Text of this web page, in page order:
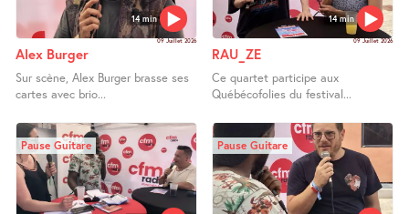
14 min
09 Juillet 2026
Alex Burger
Sur scène, Alex Burger brasse ses
cartes avec brio...
14 min
09 Juillet 2026
RAU_ZE
Ce quartet participe aux
Québécofolies du festival...
Pause Guitare Pause Guitare